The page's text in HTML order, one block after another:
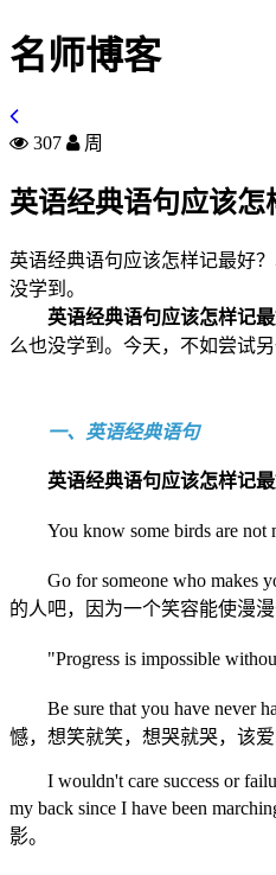
名师博客
307 周
英语经典语句应该怎
英语经典语句应该怎样记最好
没学到。
英语经典语句应该怎样记
么也没学到。今天，不如尝试
一、英语经典语句
英语经典语句应该怎样记
You know some birds are
Go for someone who
的人吧，因为一个笑容能使漫
"Progress is impossible
Be sure that you have never
憾，想笑就笑，想哭就哭，该
I wouldn't care success or
my back since I have been
影。